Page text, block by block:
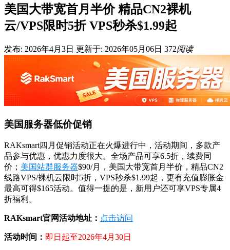
美国大带宽首月半价 精品CN2裸机
云/VPS限时5折 VPS秒杀$1.99起
发布: 2026年4月3日 更新于: 2026年05月06日 372阅读
美国服务器低价促销
RAKsmart四月促销活动正在火爆进行中，活动期间，多款产
品参与优惠，优惠力度很大。全场产品可享6.5折，续费同
价； 美国站群服务器$90/月，美国大带宽首月半价，精品CN2
线路VPS/裸机云限时5折，VPS秒杀$1.99起，更有充值膨胀金
最高可得$165活动。值得一提的是，新用户还可享VPS专属4
折福利。
RAKsmart官网活动地址： 点击访问
活动时间： 即日起至2026年4月30日